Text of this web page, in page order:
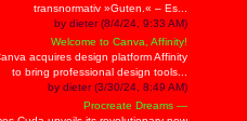
transnormativ »Guten.« – Es...
by dieter (8/4/24, 9:33 AM)
Welcome to Canva, Affinity!
acquires design platform Affinity
to bring professional design tools...
by dieter (3/30/24, 8:49 AM)
Procreate Dreams —